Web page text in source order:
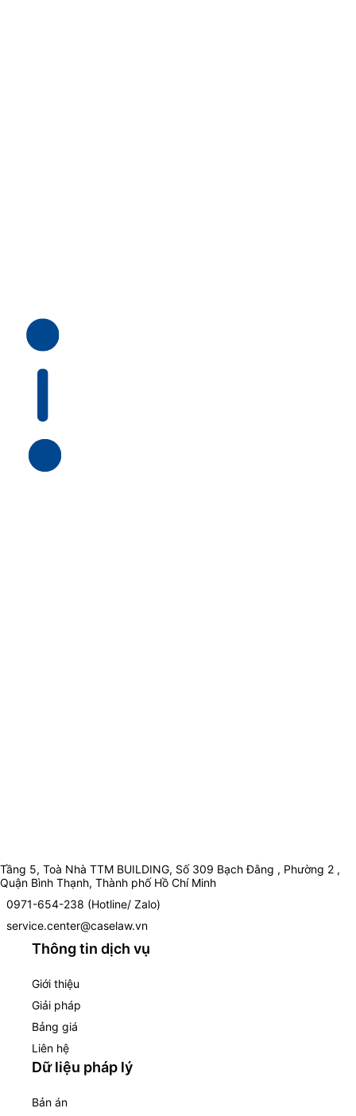
Tầng 5, Toà Nhà TTM BUILDING, Số 309 Bạch Đằng , Phường 2 ,
Quận Bình Thạnh, Thành phố Hồ Chí Minh
0971-654-238 (Hotline/ Zalo)
service.center@caselaw.vn
Thông tin dịch vụ
Giới thiệu
Giải pháp
Bảng giá
Liên hệ
Dữ liệu pháp lý
Bản án